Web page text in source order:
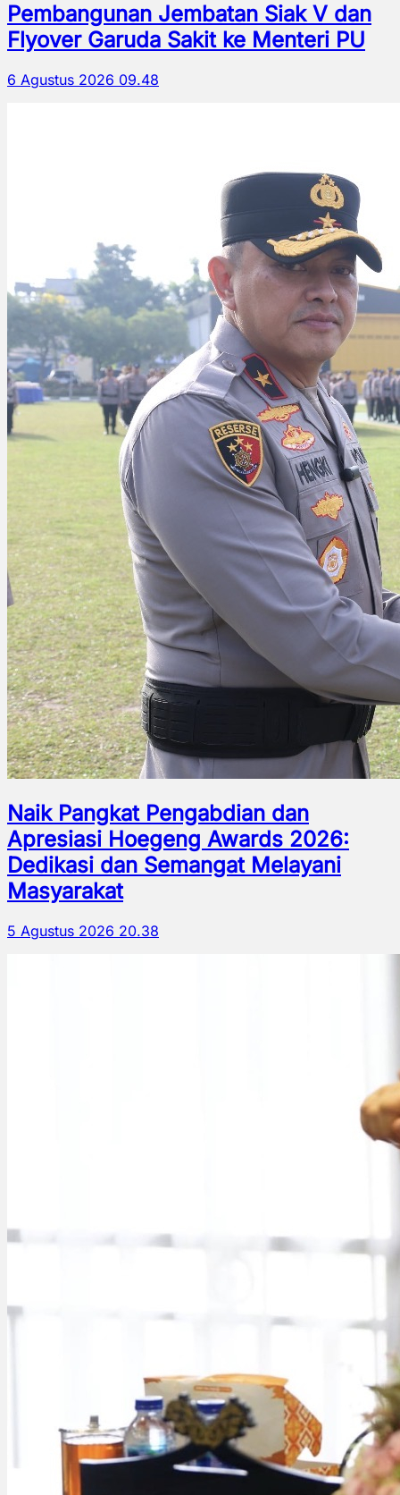
Pembangunan Jembatan Siak V dan
Flyover Garuda Sakit ke Menteri PU
6 Agustus 2026 09.48
Naik Pangkat Pengabdian dan
Apresiasi Hoegeng Awards 2026:
Dedikasi dan Semangat Melayani
Masyarakat
5 Agustus 2026 20.38